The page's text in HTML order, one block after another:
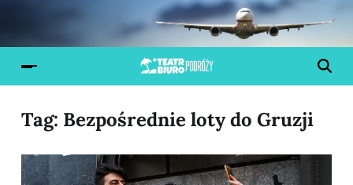
Tag: Bezpośrednie loty do Gruzji